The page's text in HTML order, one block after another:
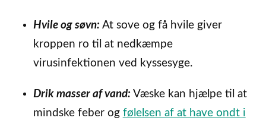
Hvile og søvn: At sove og få hvile giver
kroppen ro til at nedkæmpe
virusinfektionen ved kyssesyge.
Drik masser af vand: Væske kan hjælpe til at
mindske feber og følelsen af at have ondt i